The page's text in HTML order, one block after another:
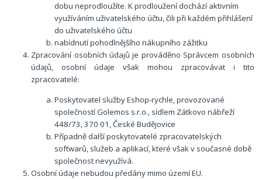
dobu neprodloužíte. K prodloužení dochází aktivním
využíváním uživatelského účtu, čili při každém přihlášení
do uživatelského účtu
nabídnutí pohodlnějšího nákupního zážitku
Zpracování osobních údajů je prováděno Správcem osobních
údajů, osobní údaje však mohou zpracovávat i tito
zpracovatelé:
Poskytovatel služby Eshop-rychle, provozované
společností Golemos s.r.o., sídlem Zátkovo nábřeží
448/73, 370 01, České Budějovice
Případně další poskytovatelé zpracovatelských
softwarů, služeb a aplikací, které však v současné době
společnost nevyužívá.
Osobní údaje nebudou předány mimo území EU.